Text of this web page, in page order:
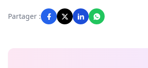
Partager :